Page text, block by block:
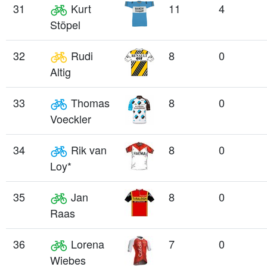
31
Kurt
Stöpel
11 4
32
Rudi
Altig
8 0
33
Thomas
Voeckler
8 0
34
Rik van
Loy*
8 0
35
Jan
Raas
8 0
36
Lorena
Wiebes
7 0